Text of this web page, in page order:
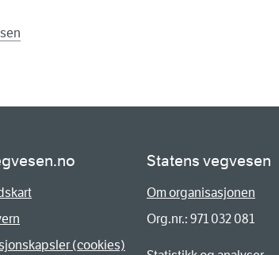
(cookies)
Statens vegvesen
Om organisasjonen
Org.nr.: 971 032 081